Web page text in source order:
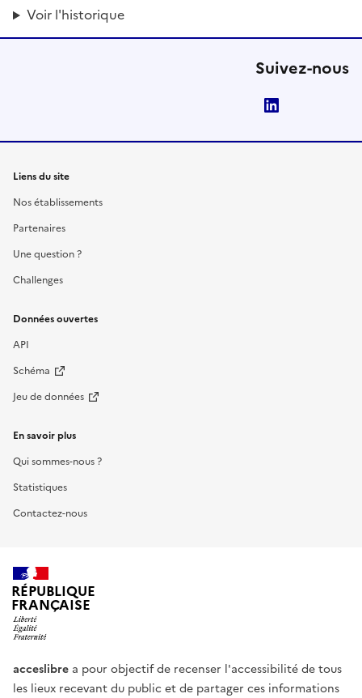
Voir l'historique
Suivez-nous
Liens du site
Nos établissements
Partenaires
Une question ?
Challenges
Données ouvertes
API
Schéma
Jeu de données
En savoir plus
Qui sommes-nous ?
Statistiques
Contactez-nous
RÉPUBLIQUE
FRANÇAISE
acceslibre a pour objectif de recenser l'accessibilité de tous
les lieux recevant du public et de partager ces informations